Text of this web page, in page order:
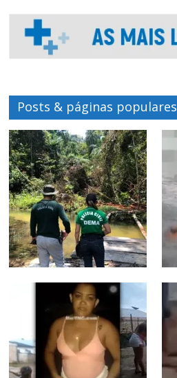
Posts & páginas populares